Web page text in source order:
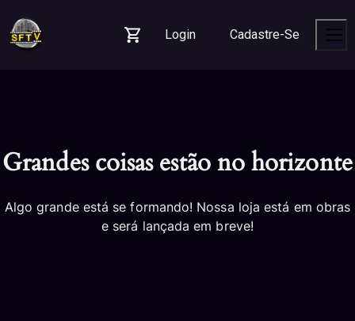
navigation
content
footer
Login
Cadastre-Se
Grandes coisas estão no horizonte
Algo grande está se formando! Nossa loja está em obras
e será lançada em breve!